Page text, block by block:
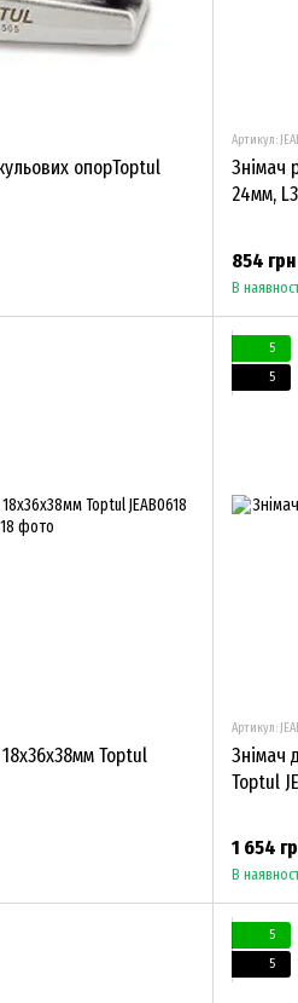
опорToptul
Артикул:
Знімач
24мм,
854 грн
В
Toptul
5
5
Артикул:
Знімач
Toptul
1 654
В
5
5